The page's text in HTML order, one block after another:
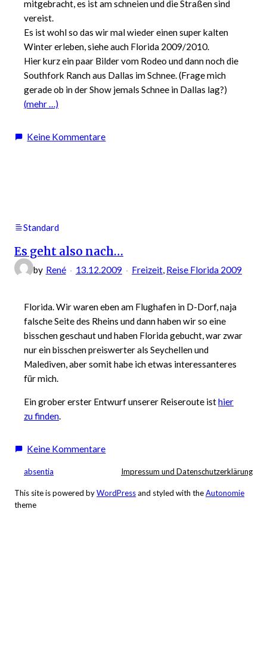
mitgebracht, es ist am schneien und die Straßen sind
vereist.
Es ist wohl so das wir mal wieder einen super kalten
Winter erleben, siehe auch Florida 2009/2010.
Hier kurz ein paar Bilder vom Rodeo und dann noch die
Southfork Ranch aus Dallas im Schnee. (Frage mich
gerade ob in der Show jemals Schnee in Dallas lag?)
(mehr …)
Keine Kommentarezu
Standard
Es geht also nach…
by René 13.12.2009 Freizeit, Reise Florida 2009
Florida. Wir waren eben am Flughafen in D-Dorf, naja
falsche Seite des Rheins und dann haben wir so eine
bisschen geschaut und haben Florida gebucht, war zwar
nur ein bisschen preiswerter als Seychellen und
Malediven, aber somit habe ich etwas interessanteres
für mich.
Ein grober erster Entwurf unserer Reiseroute isthier
zu finden.
Keine Kommentarezu
geht
also
absentia Impressum und Datenschutzerklärung
This site is powered byWordPressand styled with theAutonomie
theme